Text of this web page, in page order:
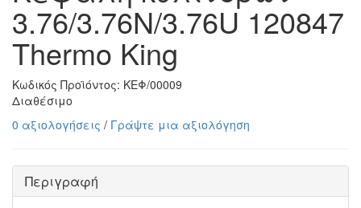
3.76/3.76N/3.76U 120847
Thermo King
Κωδικός Προϊόντος: ΚΕΦ/00009
Διαθέσιμο
0 αξιολογήσεις / Γράψτε μια αξιολόγηση
Περιγραφή